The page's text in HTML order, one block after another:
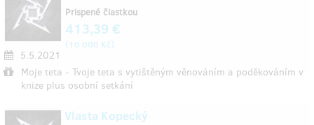
5.5.2021
Moje teta - Tvoje teta s vytištěným věnováním a poděkováním v
knize plus osobní setkání
Prispené čiastkou
413,39 €
(10 000 Kč)
Vlasta Kopecký